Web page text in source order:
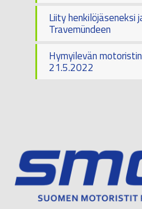
Liity henkilöjäseneksi
Travemündeen
Hymyilevän
21.5.2022